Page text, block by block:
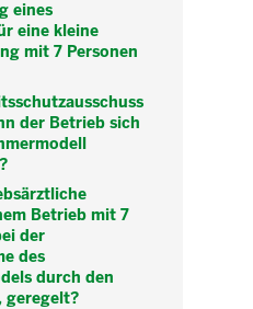
eines
eine kleine
mit 7 Personen
der Betrieb sich
Betrieb mit 7
der
des
durch den
geregelt?